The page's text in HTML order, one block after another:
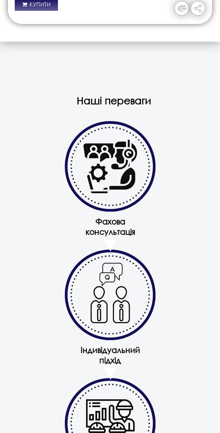
КУПИТИ
Наші переваги
Фахова
консультація
Індивідуальний
підхід